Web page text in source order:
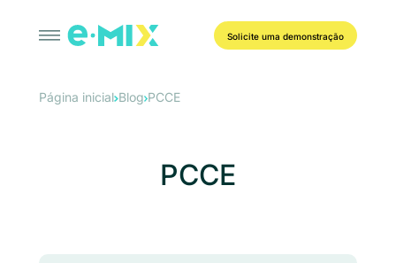
Solicite uma demonstração
Página inicial Blog PCCE
PCCE